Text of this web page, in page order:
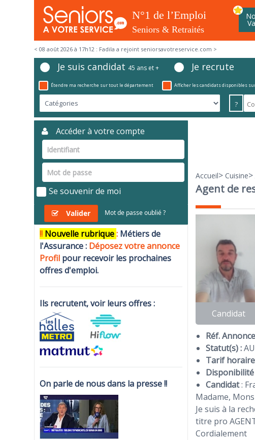
< 08 août 2026 à 17h12 : Fadila a rejoint seniorsavotreservice.com >
Je suis candidat 45 ans et + Je recrute
Étendre ma recherche sur tout le département Afficher les candidats disponibles
?
Accueil> Cuisine>
Agent de
Candidat
Réf.
Statut(s) :
Tarif
Disponibilité
Candidat:
Madame,
Je suis à la
titre pro
Cordialement
Accéder à votre compte
Se souvenir de moi
Valider Mot de passe oublié ?
!! Nouvelle rubrique: Métiers de
l'Assurance : Déposez votre annonce
Profil pour recevoir les prochaines
offres d'emploi.
Ils recrutent, voir leurs offres :
On parle de nous dans la presse !!